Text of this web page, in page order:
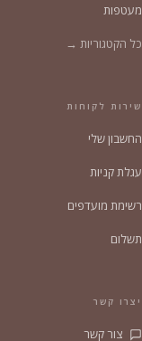
מעטפות
כל הקטגוריות →
שירות לקוחות
החשבון שלי
עגלת קניות
רשימת מועדפים
תשלום
יצרו קשר
צור קשר